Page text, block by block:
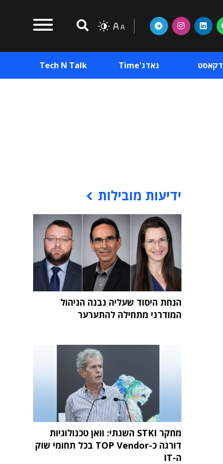
גאדג'Time Tech N Talk
ידיעות מובילות
הנחת היסוד שעליה נבנה הניהול
המודרני מתחילה להתערער
מחקר STKI השנתי: וואן טכנולוגיות
דורגה כ-TOP Vendor בכל תחומי שוק
ה-IT